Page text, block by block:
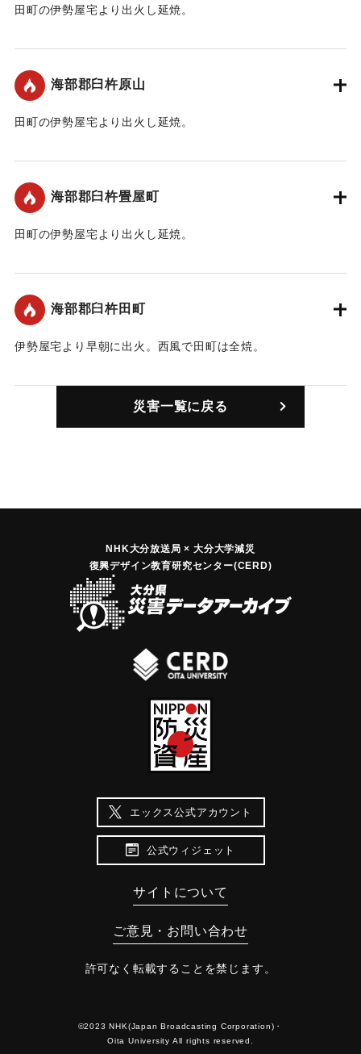
ています。
｜固有コード:
田町の伊勢屋宅より出火し延焼。
｜固有コード:00109002
海部郡臼杵原山
田町の伊勢屋宅より出火し延焼。
｜固有コード:00109003
海部郡臼杵畳屋町
田町の伊勢屋宅より出火し延焼。
｜固有コード:00109004
海部郡臼杵田町
伊勢屋宅より早朝に出火。西風で田町は全焼。
｜固有コード:00109005
災害一覧に戻る
NHK大分放送局 × 大分大学減災
復興デザイン教育研究センター(CERD)
エックス公式アカウント
公式ウィジェット
サイトについて
ご意見・お問い合わせ
許可なく転載することを禁じます。
©2023 NHK(Japan Broadcasting Corporation)・
Oita University All rights reserved.